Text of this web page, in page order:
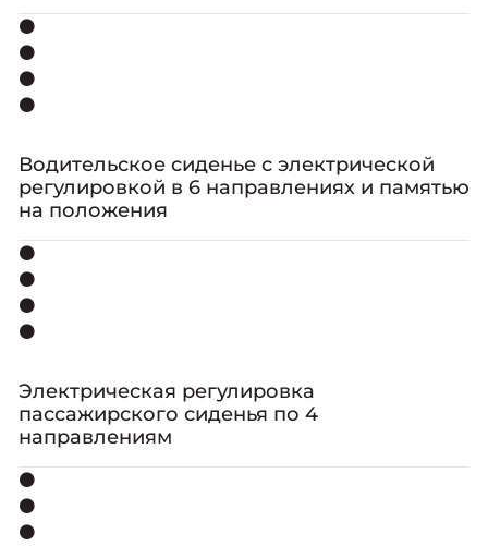
⚫
⚫
⚫
⚫
Водительское сиденье с электрической
регулировкой в 6 направлениях и памятью
на положения
⚫
⚫
⚫
⚫
Электрическая регулировка
пассажирского сиденья по 4
направлениям
⚫
⚫
⚫